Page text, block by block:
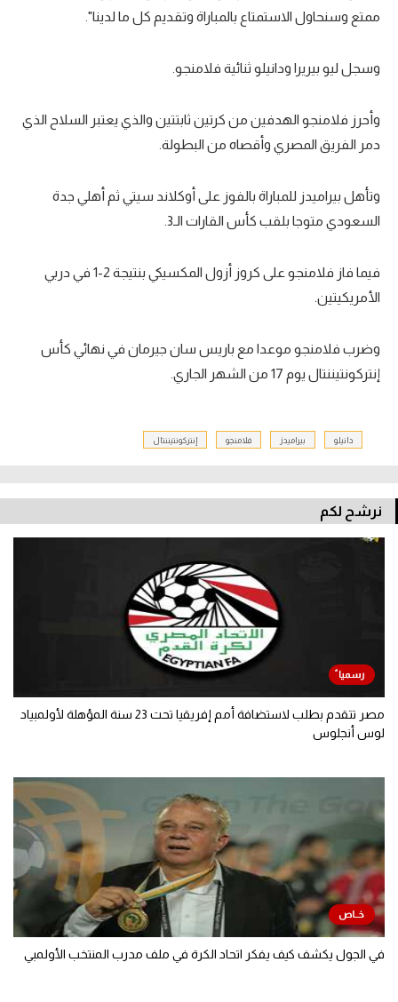
ممتع وسنحاول الاستمتاع بالمباراة وتقديم كل ما لدينا".
وسجل ليو بيريرا ودانيلو ثنائية فلامنجو.
وأحرز فلامنجو الهدفين من كرتين ثابتتين والذي يعتبر السلاح الذي
دمر الفريق المصري وأقصاه من البطولة.
وتأهل بيراميدز للمباراة بالفوز على أوكلاند سيتي ثم أهلي جدة
السعودي متوجا بلقب كأس القارات الـ3.
فيما فاز فلامنجو على كروز أزول المكسيكي بنتيجة 2-1 في دربي
الأمريكيتين.
وضرب فلامنجو موعدا مع باريس سان جيرمان في نهائي كأس
إنتركونتيننتال يوم 17 من الشهر الجاري.
دانيلو بيراميدز فلامنجو إنتركونتيننتال
نرشح لكم
مصر تتقدم بطلب لاستضافة أمم إفريقيا تحت 23 سنة المؤهلة لأولمبياد
لوس أنجلوس
في الجول يكشف كيف يفكر اتحاد الكرة في ملف مدرب المنتخب الأولمبي